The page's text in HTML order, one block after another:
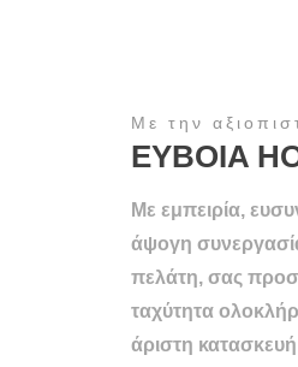
Με την
EYBOIA
Με εμπειρία,
άψογη
πελάτη, σας
ταχύτητα
άριστη